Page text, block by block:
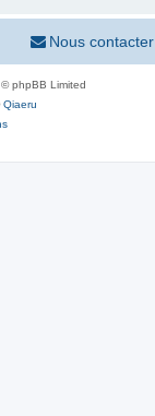
Nous contacter
phpBB Limited
Qiaeru